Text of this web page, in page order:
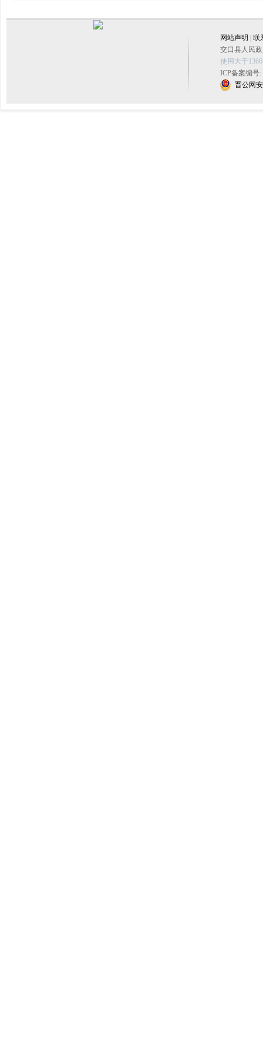
网站声明
联
交口县人民
使用大于
ICP备案编号:
晋公网